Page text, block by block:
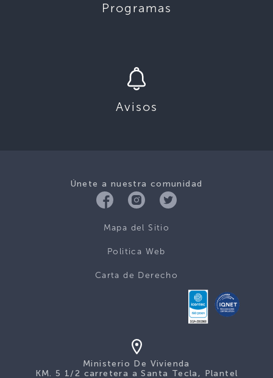
Programas
Avisos
Únete a nuestra comunidad
Mapa del Sitio
Politica Web
Carta de Derecho
Ministerio De Vivienda
KM. 5 1/2 carretera a Santa Tecla, Plantel